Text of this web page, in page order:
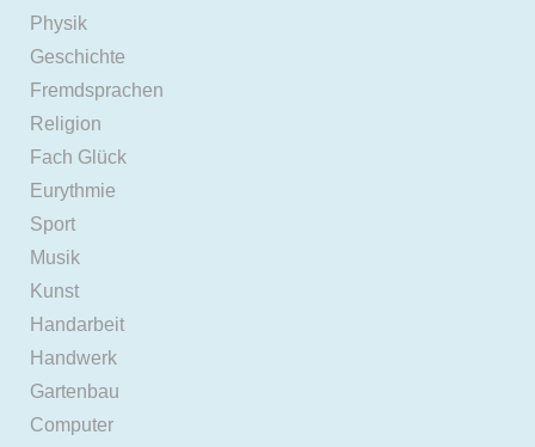
Physik
Geschichte
Fremdsprachen
Religion
Fach Glück
Eurythmie
Sport
Musik
Kunst
Handarbeit
Handwerk
Gartenbau
Computer